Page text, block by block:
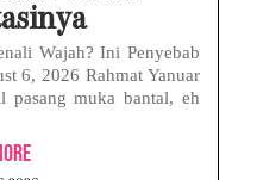
Wajah? Ini Penyebab
6, 2026 Rahmat Yanuar
muka bantal, eh